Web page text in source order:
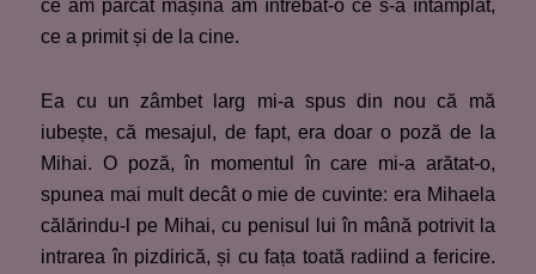
ce am parcat mașina am întrebat-o ce s-a întâmplat,
ce a primit și de la cine.
Ea cu un zâmbet larg mi-a spus din nou că mă
iubește, că mesajul, de fapt, era doar o poză de la
Mihai. O poză, în momentul în care mi-a arătat-o,
spunea mai mult decât o mie de cuvinte: era Mihaela
călărindu-l pe Mihai, cu penisul lui în mână potrivit la
intrarea în pizdirică, și cu fața toată radiind a fericire.